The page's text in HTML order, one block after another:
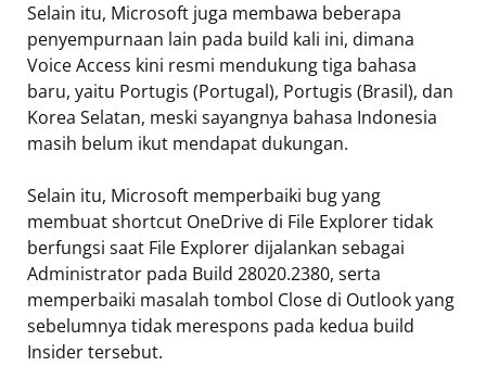
Selain itu, Microsoft juga membawa beberapa
penyempurnaan lain pada build kali ini, dimana
Voice Access kini resmi mendukung tiga bahasa
baru, yaitu Portugis (Portugal), Portugis (Brasil), dan
Korea Selatan, meski sayangnya bahasa Indonesia
masih belum ikut mendapat dukungan.
Selain itu, Microsoft memperbaiki bug yang
membuat shortcut OneDrive di File Explorer tidak
berfungsi saat File Explorer dijalankan sebagai
Administrator pada Build 28020.2380, serta
memperbaiki masalah tombol Close di Outlook yang
sebelumnya tidak merespons pada kedua build
Insider tersebut.